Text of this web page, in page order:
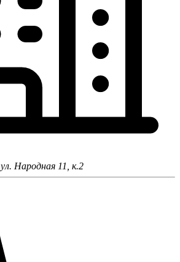
ул. Народная 11, к.2